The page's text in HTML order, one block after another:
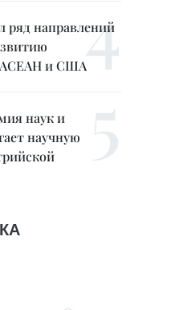
ряд направлений
и США
наук и
научную